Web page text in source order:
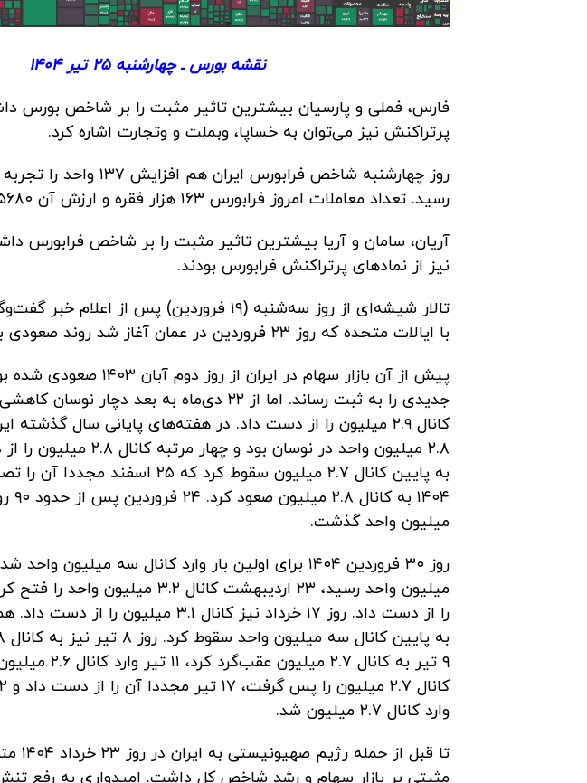
نقشه بورس ـ چهارشنبه ۲۵ تیر ۱۴۰۴
فارس، فملی و پارسیان بیشترین تاثیر مثبت را بر شاخص بورس
پرتراکنش نیز می‌توان به خساپا، وبملت و وتجارت اشاره کرد.
رسید. تعداد معاملات امروز فرابورس ۱۶۳ هزار فقره و ارزش آن ۵۶۸۰ میلیارد تومان بود.
آریان، سامان و آریا بیشترین تاثیر مثبت را بر شاخص فرابورس
نیز از نمادهای پرتراکنش فرابورس بودند.
تالار شیشه‌ای از روز سه‌شنبه (۱۹ فروردین) پس از
با ایالات متحده که روز ۲۳ فروردین در عمان آغاز شد روند صعودی به خود گرفت.
پیش از آن بازار سهام در ایران
میلیون واحد گذشت.
وارد کانال ۲.۷ میلیون شد.
تا قبل
مثبتی بر بازار سهام و رشد شاخص کل داشت. امیدواری به رفع